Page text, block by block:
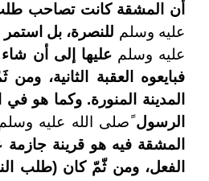
أن المشقة كانت تصاحب
عليه وسلم للنصرة، بل
عليه وسلم عليها إلى أن شاء
فبايعوه العقبة الثانية،
المدينة المنورة. وكما هو
الرسولًصلى الله عليه وسلم
المشقة فيه هو قرينة جازمة
الفعل، ومن ثّمّ كان (طلب